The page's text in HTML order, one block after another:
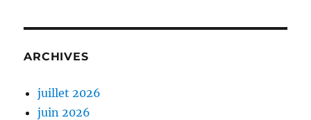
ARCHIVES
juillet 2026
juin 2026